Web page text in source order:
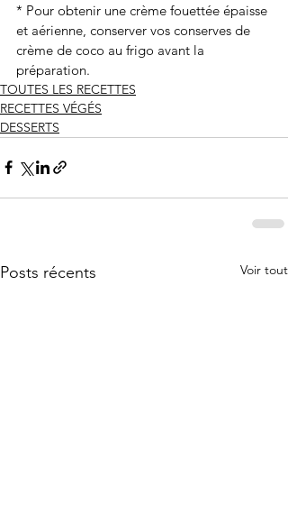
* Pour obtenir une crème fouettée épaisse
et aérienne, conserver vos conserves de
crème de coco au frigo avant la
préparation.
TOUTES LES RECETTES
RECETTES VÉGÉS
DESSERTS
Posts récents Voir tout